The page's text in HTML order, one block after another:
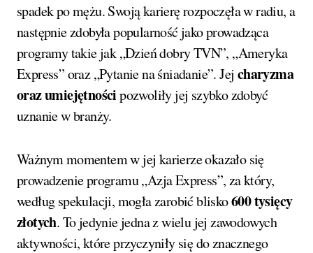
spadek po mężu. Swoją karierę rozpoczęła w radiu, a
następnie zdobyła popularność jako prowadząca
programy takie jak „Dzień dobry TVN”, „Ameryka
Express” oraz „Pytanie na śniadanie”. Jej charyzma
oraz umiejętnościpozwoliły jej szybko zdobyć
uznanie w branży.
Ważnym momentem w jej karierze okazało się
prowadzenie programu „Azja Express”, za który,
według spekulacji, mogła zarobić blisko600 tysięcy
złotych. To jedynie jedna z wielu jej zawodowych
aktywności, które przyczyniły się do znacznego